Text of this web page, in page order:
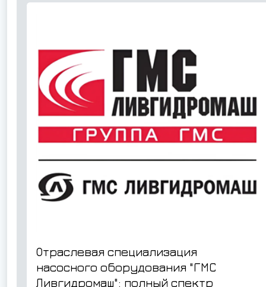
Отраслевая специализация
насосного оборудования "ГМС
Ливгидромаш": полный спектр